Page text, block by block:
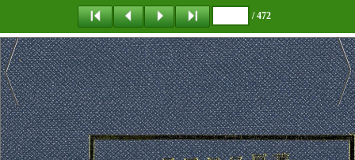
/ 472
탐 색 책갈피 이 동